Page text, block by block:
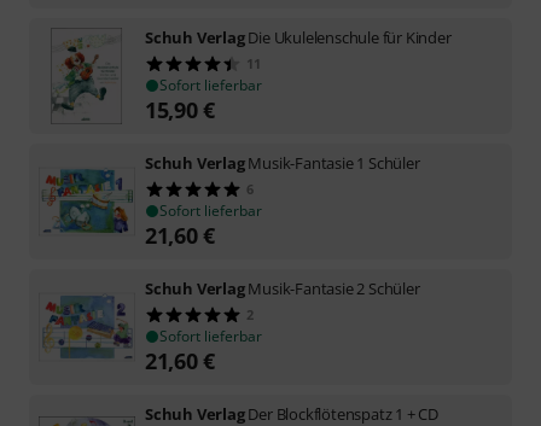
Schuh VerlagDie Ukulelenschule für Kinder
11
Sofort lieferbar
15,90€
Schuh VerlagMusik-Fantasie 1 Schüler
6
Sofort lieferbar
21,60€
Schuh VerlagMusik-Fantasie 2 Schüler
2
Sofort lieferbar
21,60€
Schuh VerlagDer Blockflötenspatz 1 + CD